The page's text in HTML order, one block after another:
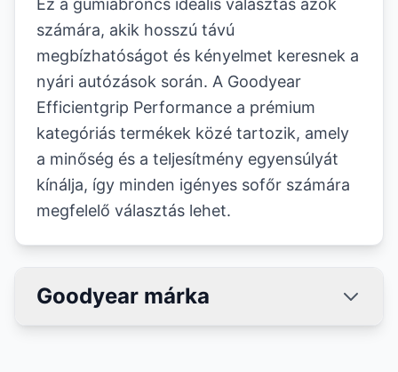
Ez a gumiabroncs ideális választás azok
számára, akik hosszú távú
megbízhatóságot és kényelmet keresnek a
nyári autózások során. A Goodyear
Efficientgrip Performance a prémium
kategóriás termékek közé tartozik, amely
a minőség és a teljesítmény egyensúlyát
kínálja, így minden igényes sofőr számára
megfelelő választás lehet.
Goodyear márka